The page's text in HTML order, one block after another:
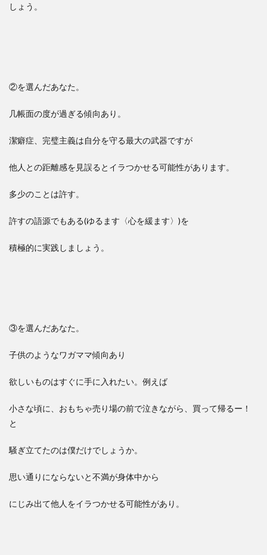
しょう。
②を選んだあなた。
几帳面の度が過ぎる傾向あり。
潔癖症、完璧主義は自分を守る最大の武器ですが
他人との距離感を見誤るとイラつかせる可能性があります。
多少のことは許す。
許すの語源でもある(ゆるます〈心を緩ます〉)を
積極的に実践しましょう。
③を選んだあなた。
子供のようなワガママ傾向あり
欲しいものはすぐに手に入れたい。例えば
小さな頃に、おもちゃ売り場の前で泣きながら、買って帰るー！
と
騒ぎ立てたのは僕だけでしょうか。
思い通りにならないと不満が身体中から
にじみ出て他人をイラつかせる可能性があり。